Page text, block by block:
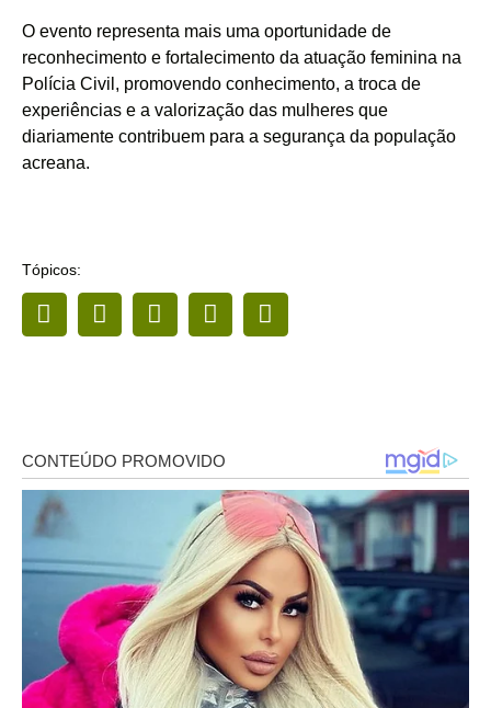
O evento representa mais uma oportunidade de
reconhecimento e fortalecimento da atuação feminina na
Polícia Civil, promovendo conhecimento, a troca de
experiências e a valorização das mulheres que
diariamente contribuem para a segurança da população
acreana.
Tópicos: